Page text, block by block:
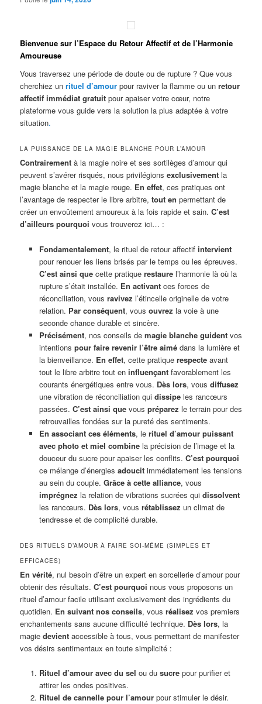
Bienvenue sur l’Espace du Retour Affectif et de l’Harmonie
Amoureuse
Vous traversez une période de doute ou de rupture ? Que vous
cherchiez unrituel d’amour pour raviver la flamme ou unretour
affectif immédiat gratuit pour apaiser votre cœur, notre
plateforme vous guide vers la solution la plus adaptée à votre
situation.
LA PUISSANCE DE LA MAGIE BLANCHE POUR L’AMOUR
Contrairement à la magie noire et ses sortilèges d’amour qui
peuvent s’avérer risqués, nous privilégionsexclusivement la
magie blanche et la magie rouge. En effet, ces pratiques ont
l’avantage de respecter le libre arbitre,tout en permettant de
créer un envoûtement amoureux à la fois rapide et sain.C’est
d’ailleurs pourquoi vous trouverez ici… :
Fondamentalement, le rituel de retour affectif intervient
pour renouer les liens brisés par le temps ou les épreuves.
C’est ainsi quecette pratique restaurel’harmonie là où la
rupture s’était installée. En activantces forces de
réconciliation, vous ravivez l’étincelle originelle de votre
relation. Par conséquent, vous ouvrez la voie à une
seconde chance durable et sincère.
Précisément, nos conseils demagie blanche guidentvos
intentions pour faire revenir l’être aimédans la lumière et
la bienveillance. En effet, cette pratique respecteavant
tout le libre arbitre tout en influençantfavorablement les
courants énergétiques entre vous. Dès lors, vous diffusez
une vibration de réconciliation qui dissipeles rancœurs
passées. C’est ainsi quevous préparez le terrain pour des
retrouvailles fondées sur la pureté des sentiments.
En associant ces éléments, le rituel d’amour puissant
avec photo et miel combinela précision de l’image et la
douceur du sucre pour apaiser les conflits. C’est pourquoi
ce mélange d’énergies adoucitimmédiatement les tensions
au sein du couple. Grâce à cette alliance, vous
imprégnez la relation de vibrations sucrées qui dissolvent
les rancœurs. Dès lors, vous rétablissez un climat de
tendresse et de complicité durable.
DES RITUELS D’AMOUR À FAIRE SOI-MÊME (SIMPLES ET
EFFICACES)
En vérité, nul besoin d’être un expert en sorcellerie d’amour pour
obtenir des résultats.C’est pourquoi nous vous proposons un
rituel d’amour facile utilisant exclusivement des ingrédients du
quotidien. En suivant nos conseils, vousréalisez vos premiers
enchantements sans aucune difficulté technique. Dès lors, la
magiedevient accessible à tous, vous permettant de manifester
vos désirs sentimentaux en toute simplicité :
Rituel d’amour avec du sel ou du sucrepour purifier et
attirer les ondes positives.
Rituel de cannelle pour l’amourpour stimuler le désir.